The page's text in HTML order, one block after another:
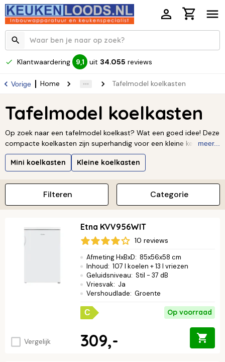
Klantwaardering 9,1 uit 34.055 reviews
Vorige Home Tafelmodel koelkasten
Tafelmodel koelkasten
Op zoek naar een tafelmodel koelkast? Wat een goed idee! Deze
compacte koelkasten zijn superhandig voor een kleine keuken, je
studentenkamer, of gewoon als extra koelruimte. Ze passen
precies onder je aanrecht en je kunt kiezen voor een model met
genoeg plek voor al je dagelijkse boodschappen.Lees verder ↓
meer...
Mini koelkasten Kleine koelkasten
Categorie
Filteren
Vergelijk
Etna KVV956WIT
10 reviews
Afmeting HxBxD: 85x56x58 cm
Inhoud: 107 l koelen + 13 l vriezen
Geluidsniveau: Stil - 37 dB
Vriesvak: Ja
Vershoudlade: Groente
C Op voorraad
309,-